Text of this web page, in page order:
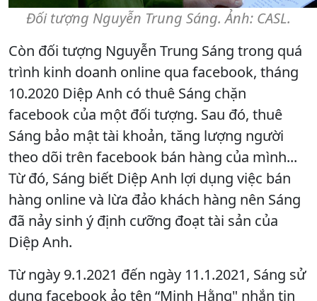
Đối tượng Nguyễn Trung Sáng. Ảnh: CASL.
Còn đối tượng Nguyễn Trung Sáng trong quá
trình kinh doanh online qua facebook, tháng
10.2020 Diệp Anh có thuê Sáng chặn
facebook của một đối tượng. Sau đó, thuê
Sáng bảo mật tài khoản, tăng lượng người
theo dõi trên facebook bán hàng của mình...
Từ đó, Sáng biết Diệp Anh lợi dụng việc bán
hàng online và lừa đảo khách hàng nên Sáng
đã nảy sinh ý định cưỡng đoạt tài sản của
Diệp Anh.
Từ ngày 9.1.2021 đến ngày 11.1.2021, Sáng sử
dụng facebook ảo tên “Minh Hằng" nhắn tin